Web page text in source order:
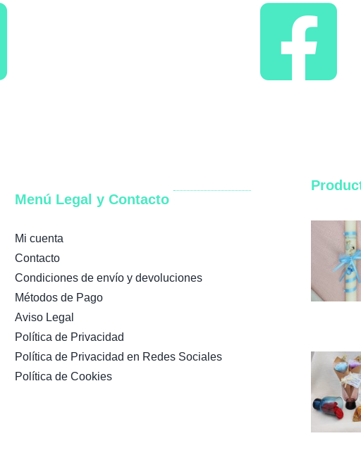
Menú Legal y Contacto
Mi cuenta
Contacto
Condiciones de envío y devoluciones
Métodos de Pago
Aviso Legal
Política de Privacidad
Política de Privacidad en Redes Sociales
Política de Cookies